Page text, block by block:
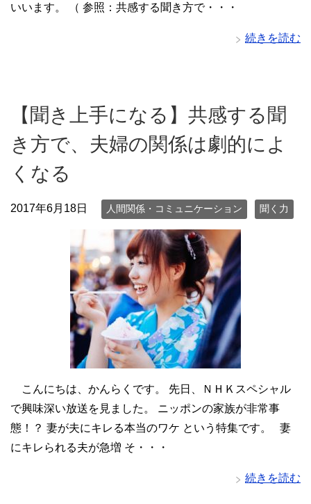
いいます。 （ 参照：共感する聞き方で・・・
続きを読む
【聞き上手になる】共感する聞
き方で、夫婦の関係は劇的によ
くなる
2017年6月18日 人間関係・コミュニケーション 聞く力
こんにちは、かんらくです。 先日、ＮＨＫスペシャル
で興味深い放送を見ました。 ニッポンの家族が非常事
態！？ 妻が夫にキレる本当のワケ という特集です。 妻
にキレられる夫が急増 そ・・・
続きを読む